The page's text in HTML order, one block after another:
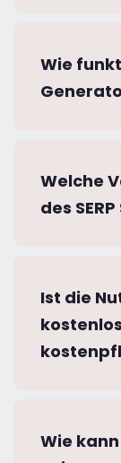
Wie
Welche
des
Ist die
Wie